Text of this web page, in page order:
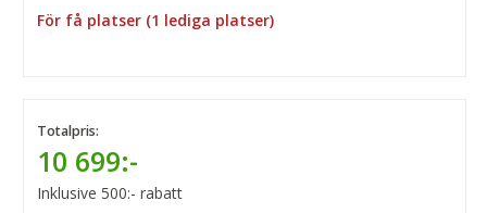
För få platser (1 lediga platser)
Totalpris:
10 699:-
Inklusive 500:- rabatt